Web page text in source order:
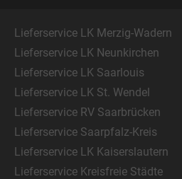
Lieferservice LK Merzig-Wadern
Lieferservice LK Neunkirchen
Lieferservice LK Saarlouis
Lieferservice LK St. Wendel
Lieferservice RV Saarbrücken
Lieferservice Saarpfalz-Kreis
Lieferservice LK Kaiserslautern
Lieferservice Kreisfreie Städte